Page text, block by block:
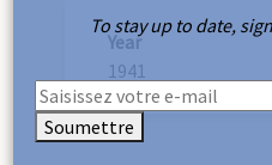
Year
1941
To stay up to date,
Soumettre